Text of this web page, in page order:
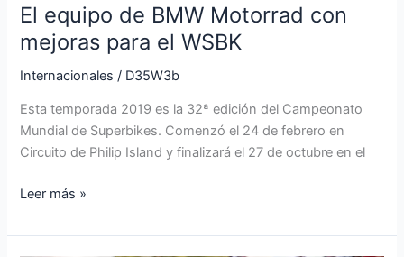
El equipo de BMW Motorrad con
mejoras para el WSBK
Internacionales / D35W3b
Esta temporada 2019 es la 32ª edición del Campeonato
Mundial de Superbikes. Comenzó el 24 de febrero en
Circuito de Philip Island y finalizará el 27 de octubre en el
Leer más »